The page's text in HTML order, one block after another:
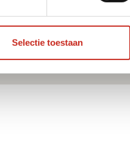
Selectie toestaan